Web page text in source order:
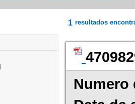
1 resultados
Numero